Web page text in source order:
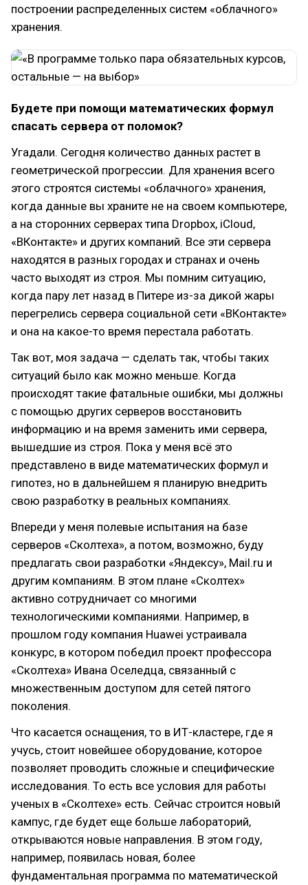
построении распределенных систем «облачного»
хранения.
Будете при помощи математических формул
спасать сервера от поломок?
Угадали. Сегодня количество данных растет в
геометрической прогрессии. Для хранения всего
этого строятся системы «облачного» хранения,
когда данные вы храните не на своем компьютере,
а на сторонних серверах типа Dropbox, iCloud,
«ВКонтакте» и других компаний. Все эти сервера
находятся в разных городах и странах и очень
часто выходят из строя. Мы помним ситуацию,
когда пару лет назад в Питере из-за дикой жары
перегрелись сервера социальной сети «ВКонтакте»
и она на какое-то время перестала работать.
Так вот, моя задача — сделать так, чтобы таких
ситуаций было как можно меньше. Когда
происходят такие фатальные ошибки, мы должны
с помощью других серверов восстановить
информацию и на время заменить ими сервера,
вышедшие из строя. Пока у меня всё это
представлено в виде математических формул и
гипотез, но в дальнейшем я планирую внедрить
свою разработку в реальных компаниях.
Впереди у меня полевые испытания на базе
серверов «Сколтеха», а потом, возможно, буду
предлагать свои разработки «Яндексу», Mail.ru и
другим компаниям. В этом плане «Сколтех»
активно сотрудничает со многими
технологическими компаниями. Например, в
прошлом году компания Huawei устраивала
конкурс, в котором победил проект профессора
«Сколтеха» Ивана Оселедца, связанный с
множественным доступом для сетей пятого
поколения.
Что касается оснащения, то в ИТ-кластере, где я
учусь, стоит новейшее оборудование, которое
позволяет проводить сложные и специфические
исследования. То есть все условия для работы
ученых в «Сколтехе» есть. Сейчас строится новый
кампус, где будет еще больше лабораторий,
открываются новые направления. В этом году,
например, появилась новая, более
фундаментальная программа по математической